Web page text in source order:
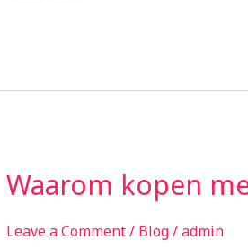
Waarom kopen
Leave a Comment/ Blog/admin
Waarom
mensen